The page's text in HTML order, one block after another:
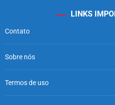
LINKS
Contato
Sobre nós
Termos de uso